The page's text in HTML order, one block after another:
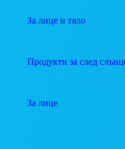
За лице и тяло
Продукти за след
За лице